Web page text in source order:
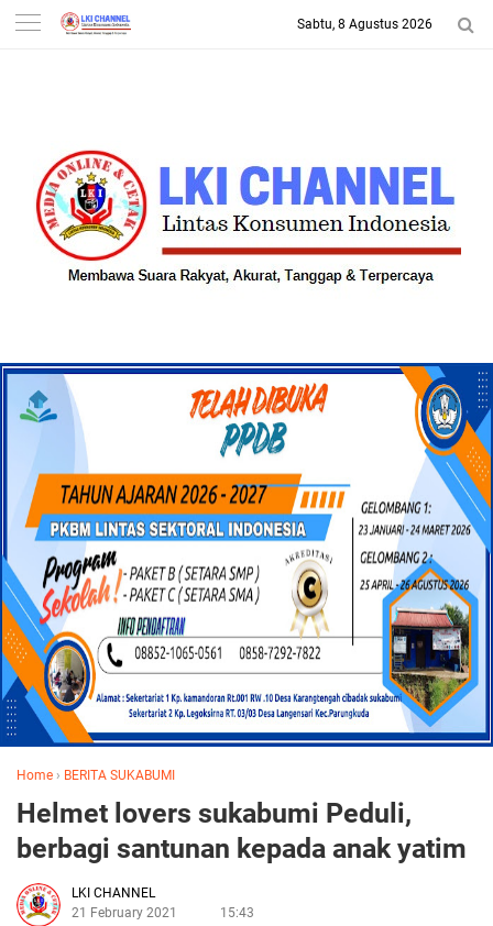
-->
Sabtu, 8 Agustus 2026
Home › BERITA SUKABUMI
Helmet lovers sukabumi Peduli,
berbagi santunan kepada anak yatim
LKI CHANNEL
21 February 2021
15:43